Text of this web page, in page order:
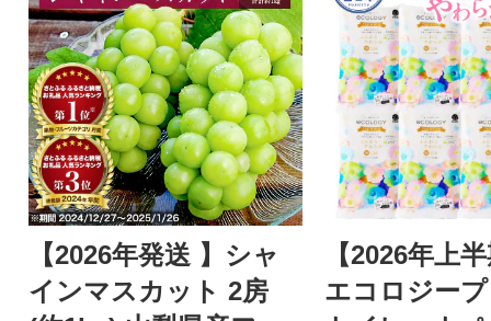
【2026年発送 】シャ
インマスカット 2房
【2026年上
エコロジー